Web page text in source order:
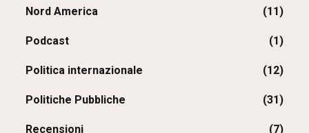
Nord America (11)
Podcast (1)
Politica internazionale (12)
Politiche Pubbliche (31)
Recensioni (7)